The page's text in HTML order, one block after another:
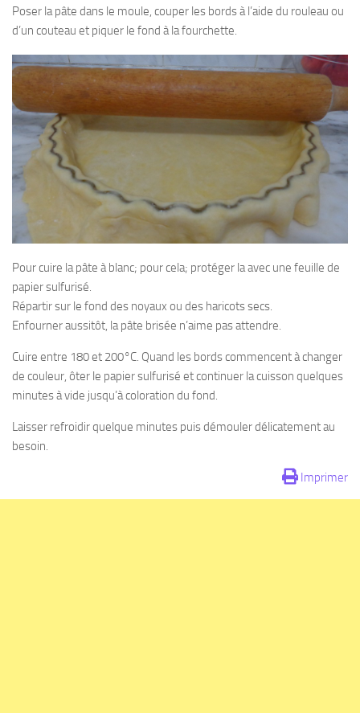
Poser la pâte dans le moule, couper les bords à l’aide du rouleau ou
d’un couteau et piquer le fond à la fourchette.
Pour cuire la pâte à blanc; pour cela; protéger la avec une feuille de
papier sulfurisé.
Répartir sur le fond des noyaux ou des haricots secs.
Enfourner aussitôt, la pâte brisée n’aime pas attendre.
Cuire entre 180 et 200°C. Quand les bords commencent à changer
de couleur, ôter le papier sulfurisé et continuer la cuisson quelques
minutes à vide jusqu’à coloration du fond.
Laisser refroidir quelque minutes puis démouler délicatement au
besoin.
Imprimer